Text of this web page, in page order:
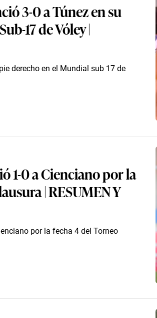
3-0 a Túnez en su
17 de Vóley |
derecho en el Mundial sub 17 de
1-0 a Cienciano por la
| RESUMEN Y
por la fecha 4 del Torneo